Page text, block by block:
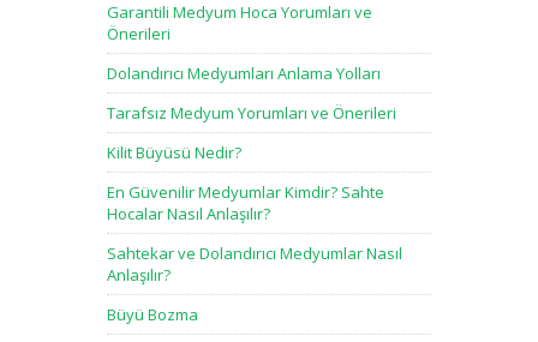
Garantili Medyum Hoca Yorumları ve
Önerileri
Dolandırıcı Medyumları Anlama Yolları
Tarafsız Medyum Yorumları ve Önerileri
Kilit Büyüsü Nedir?
En Güvenilir Medyumlar Kimdir? Sahte
Hocalar Nasıl Anlaşılır?
Sahtekar ve Dolandırıcı Medyumlar Nasıl
Anlaşılır?
Büyü Bozma